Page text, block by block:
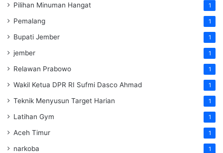
Pilihan Minuman Hangat 1
Pemalang 1
Bupati Jember 1
jember 1
Relawan Prabowo 1
Wakil Ketua DPR RI Sufmi Dasco Ahmad 1
Teknik Menyusun Target Harian 1
Latihan Gym 1
Aceh Timur 1
narkoba 1